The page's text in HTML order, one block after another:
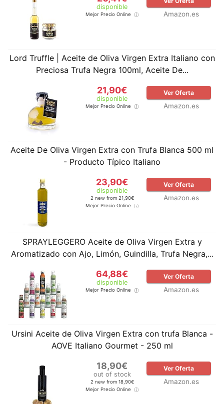
disponible
Mejor Precio Online Amazon.es
Lord Truffle | Aceite de Oliva Virgen Extra Italiano con
Preciosa Trufa Negra 100ml, Aceite De...
21,90€
disponible
Mejor Precio Online
Ver Oferta
Amazon.es
Aceite De Oliva Virgen Extra con Trufa Blanca 500 ml
- Producto Típico Italiano
23,90€
disponible
2 new from 21,90€
Mejor Precio Online
Ver Oferta
Amazon.es
SPRAYLEGGERO Aceite de Oliva Virgen Extra y
Aromatizado con Ajo, Limón, Guindilla, Trufa Negra,...
64,88€
disponible
Mejor Precio Online
Ver Oferta
Amazon.es
Ursini Aceite de Oliva Virgen Extra con trufa Blanca -
AOVE Italiano Gourmet - 250 ml
18,90€
out of stock
2 new from 18,90€
Mejor Precio Online
Ver Oferta
Amazon.es